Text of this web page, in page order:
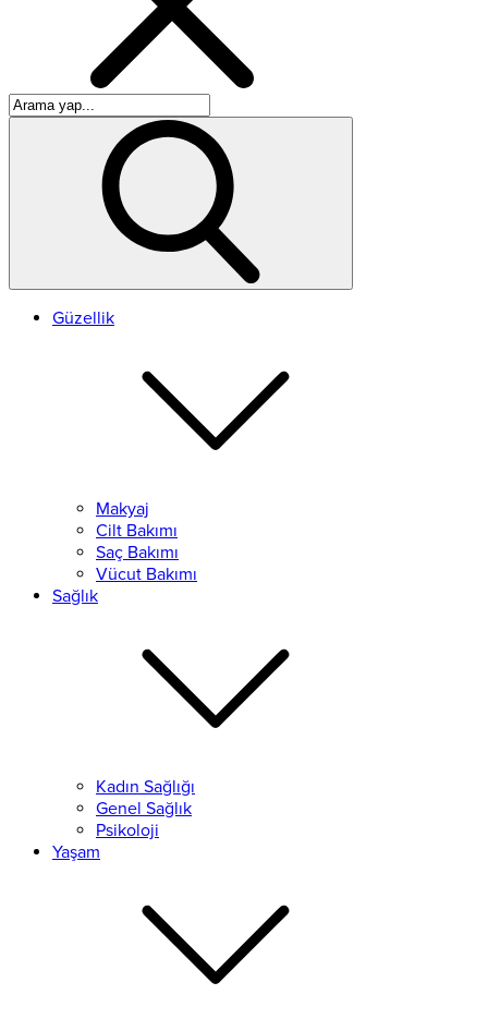
Güzellik
Makyaj
Cilt Bakımı
Saç Bakımı
Vücut Bakımı
Sağlık
Kadın Sağlığı
Genel Sağlık
Psikoloji
Yaşam